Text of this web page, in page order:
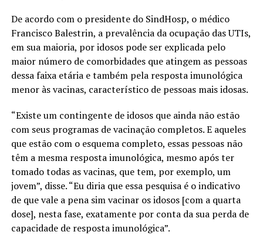
De acordo com o presidente do SindHosp, o médico
Francisco Balestrin, a prevalência da ocupação das UTIs,
em sua maioria, por idosos pode ser explicada pelo
maior número de comorbidades que atingem as pessoas
dessa faixa etária e também pela resposta imunológica
menor às vacinas, característico de pessoas mais idosas.
“Existe um contingente de idosos que ainda não estão
com seus programas de vacinação completos. E aqueles
que estão com o esquema completo, essas pessoas não
têm a mesma resposta imunológica, mesmo após ter
tomado todas as vacinas, que tem, por exemplo, um
jovem”, disse. “Eu diria que essa pesquisa é o indicativo
de que vale a pena sim vacinar os idosos [com a quarta
dose], nesta fase, exatamente por conta da sua perda de
capacidade de resposta imunológica”.